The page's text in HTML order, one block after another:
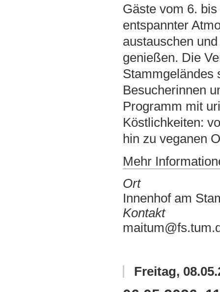
Gäste vom 6.
entspannter
austauschen
genießen. Die
Stammgeländes
Besucherinnen
Programm mit
Köstlichkeiten:
hin zu veganen
Mehr
Ort
Innenhof am
Kontakt
Freitag,